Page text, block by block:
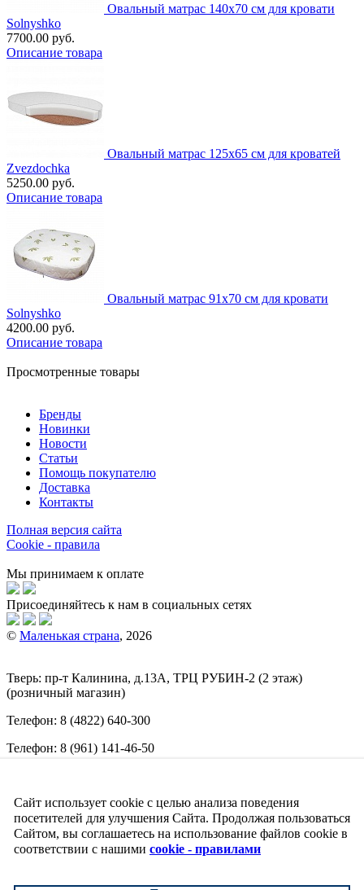
Овальный матрас 140х70 см для кровати
Solnyshko
7700.00 руб.
Описание товара
Овальный матрас 125х65 см для кроватей
Zvezdochka
5250.00 руб.
Описание товара
Овальный матрас 91х70 см для кровати
Solnyshko
4200.00 руб.
Описание товара
Просмотренные товары
Бренды
Новинки
Новости
Статьи
Помощь покупателю
Доставка
Контакты
Полная версия сайта
Cookie - правила
Мы принимаем к оплате
Присоединяйтесь к нам в социальных сетях
© Маленькая страна, 2026
Тверь: пр-т Калинина, д.13А, ТРЦ РУБИН-2 (2 этаж)
(розничный магазин)
Телефон: 8 (4822) 640-300
Телефон: 8 (961) 141-46-50
Обращаем ваше внимание на то, что вся информация
(включая цены) на этом интернет-сайте носит исключительно
информационный характер и ни при каких условиях не
является публичной офертой, определяемой положениями
Сайт использует cookie с целью анализа поведения
посетителей для улучшения Сайта. Продолжая пользоваться
Сайтом, вы соглашаетесь на использование файлов cookie в
соответствии с нашими cookie - правилами